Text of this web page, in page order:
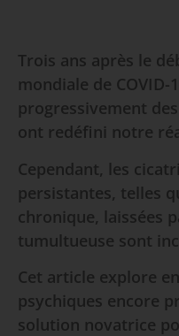
Trois ans après le
mondiale de
progressivement
ont redéfini notre
Cependant, les
persistantes, telles
chronique, laissées
tumultueuse sont
Cet article explore
psychiques encore
solution novatrice